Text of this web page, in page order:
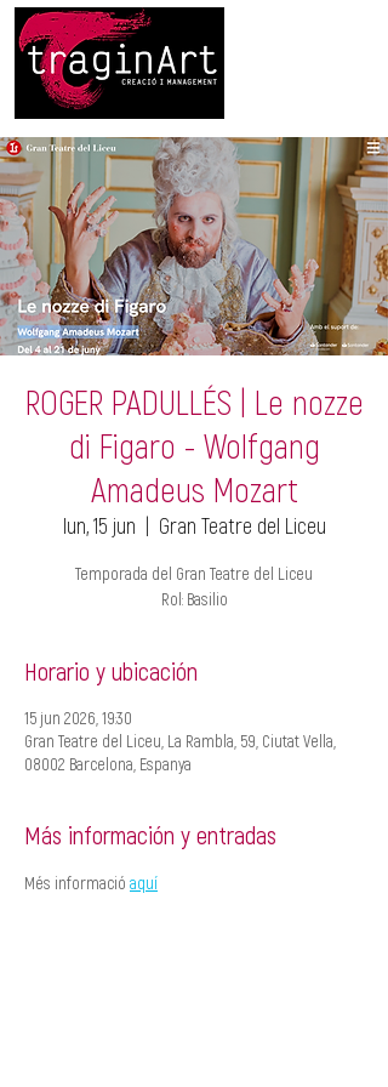
ROGER PADULLÉS | Le nozze
di Figaro - Wolfgang
Amadeus Mozart
lun, 15 jun
  |
Gran Teatre del Liceu
Temporada del Gran Teatre del Liceu
Rol: Basilio
Horario y ubicación
15 jun 2026, 19:30
Gran Teatre del Liceu, La Rambla, 59, Ciutat Vella,
08002 Barcelona, Espanya
Más información y entradas
Més informació aquí